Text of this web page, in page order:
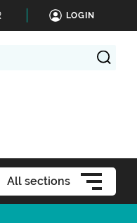
LOGIN
All sections